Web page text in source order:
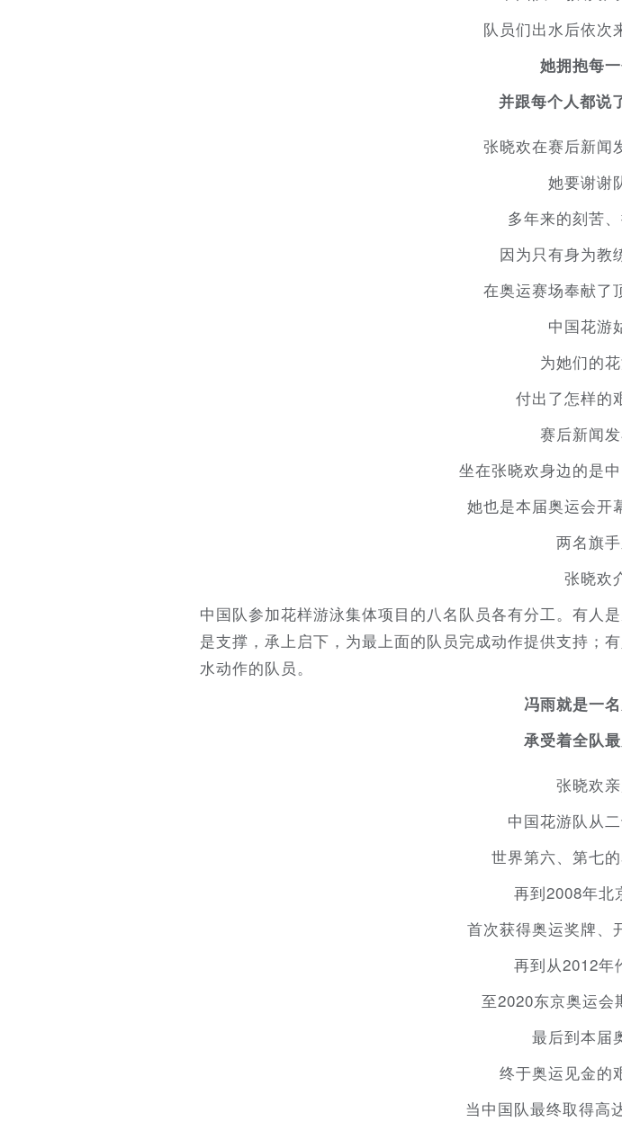
队员们出水后依次
她拥抱每
并跟每个人都说
张晓欢在赛后新闻
她要谢谢
多年来的刻苦
因为只有身为教
在奥运赛场奉献了
中国花游
为她们的
付出了怎样的
赛后新闻
坐在张晓欢身边的是
她也是本届奥运会开
两名旗
张晓欢
中国队参加花样游泳集体项目的八名队员各有分工。有人
是支撑，承上启下，为最上面的队员完成动作提供支持；
水动作的队员。
冯雨就是一
承受着全队
张晓欢
中国花游队从
世界第六、第七
再到2008年北
首次获得奥运奖牌、
再到从2012年
至2020东京奥运会
最后到本届
终于奥运见金的
当中国队最终取得高